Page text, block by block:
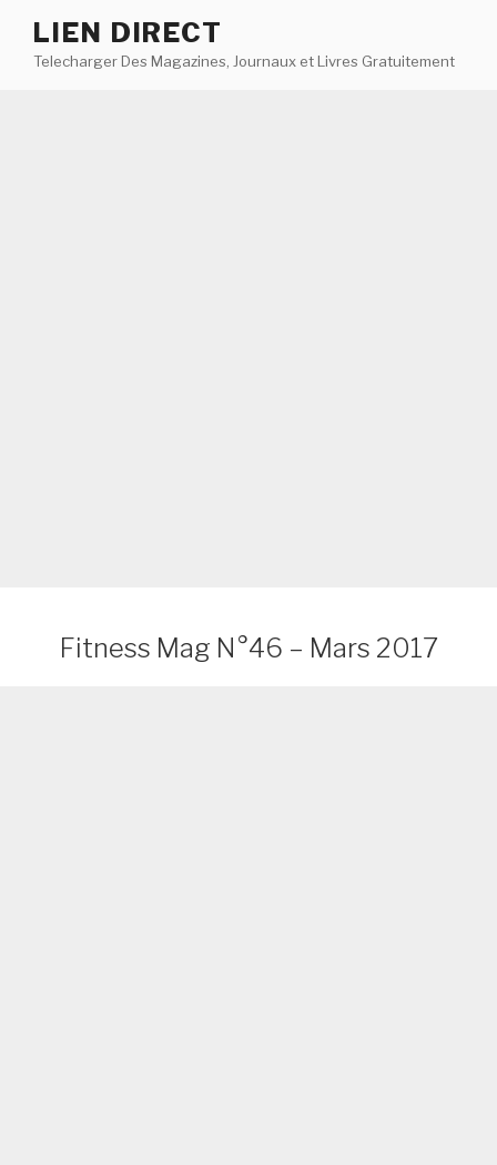
contenu
LIEN DIRECT
Telecharger Des Magazines, Journaux et Livres Gratuitement
Fitness Mag N°46 – Mars 2017